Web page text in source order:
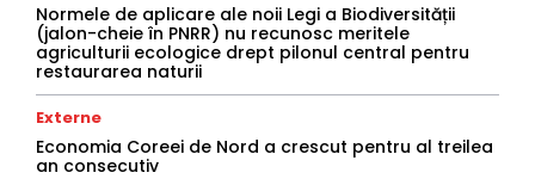
Normele de aplicare ale noii Legi a Biodiversității
(jalon-cheie în PNRR) nu recunosc meritele
agriculturii ecologice drept pilonul central pentru
restaurarea naturii
Externe
Economia Coreei de Nord a crescut pentru al treilea
an consecutiv